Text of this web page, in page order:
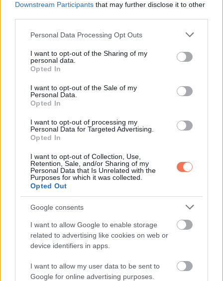
Downstream Participants that may further disclose it to other
Please note that this website/app uses one or more Google
not limited to your visit or usage behaviour. You may click to
grant or deny consent to Google and its third-party tags to
use your data for below specified purposes in below Google
consent section.
Personal Data Processing Opt Outs
I want to opt-out of the Sharing of my
personal data.
Opted In
I want to opt-out of the Sale of my
Personal Data.
Opted In
I want to opt-out of processing my
Personal Data for Targeted Advertising.
Opted In
I want to opt-out of Collection, Use,
Retention, Sale, and/or Sharing of my
Personal Data that Is Unrelated with the
Purposes for which it was collected.
Opted Out
Google consents
I want to allow Google to enable storage
related to advertising like cookies on web or
device identifiers in apps.
I want to allow my user data to be sent to
Google for online advertising purposes.
10. Eddie Cibrian és LeAnn Rimes